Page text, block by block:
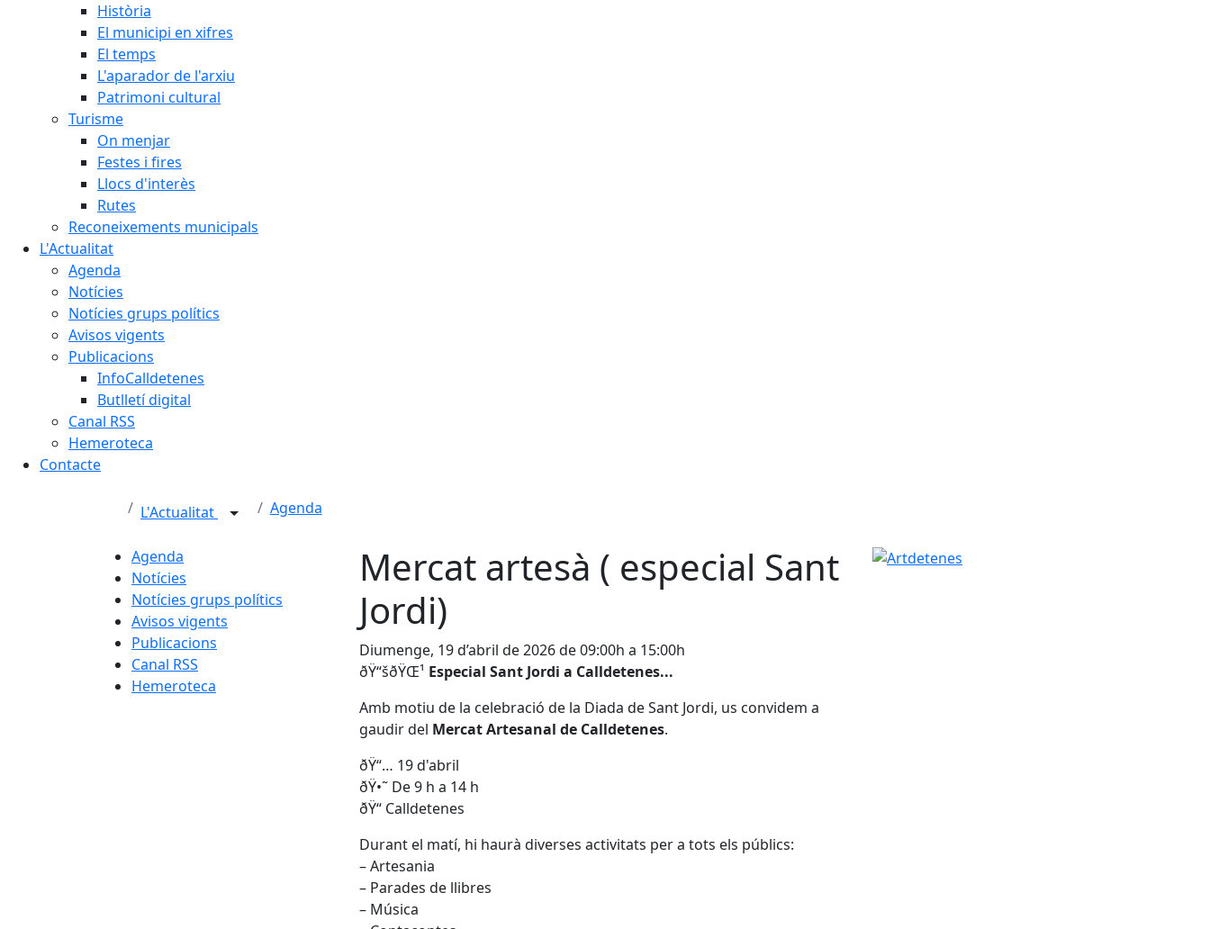
Història
El municipi en xifres
El temps
L'aparador de l'arxiu
Patrimoni cultural
Turisme
On menjar
Festes i fires
Llocs d'interès
Rutes
Reconeixements municipals
L'Actualitat
Agenda
Notícies
Notícies grups polítics
Avisos vigents
Publicacions
InfoCalldetenes
Butlletí digital
Canal RSS
Hemeroteca
Contacte
L'Actualitat Agenda
Agenda
Notícies
Notícies grups polítics
Avisos vigents
Publicacions
Canal RSS
Hemeroteca
Mercat artesà ( especial Sant
Jordi)
Diumenge, 19 d’abril de 2026 de 09:00h a 15:00h
ðŸ“šðŸŒ¹ Especial Sant Jordi a Calldetenes...
Amb motiu de la celebració de la Diada de Sant Jordi, us convidem a
gaudir del Mercat Artesanal de Calldetenes.
ðŸ“… 19 d'abril
ðŸ•˜ De 9 h a 14 h
ðŸ“ Calldetenes
Durant el matí, hi haurà diverses activitats per a tots els públics:
– Artesania
– Parades de llibres
– Música
Artdetenes